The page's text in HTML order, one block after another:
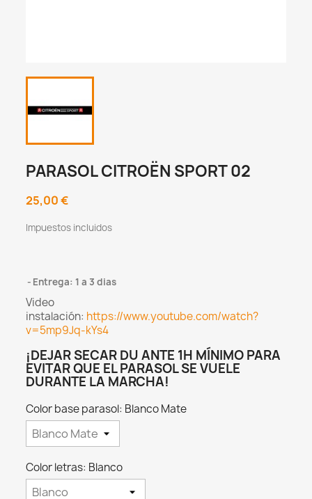
PARASOL CITROËN SPORT 02
25,00 €
Impuestos incluidos
Entrega: 1 a 3 dias
Video
instalación: https://www.youtube.com/watch?
v=5mp9Jq-kYs4
¡DEJAR SECAR DU ANTE 1H MÍNIMO PARA
EVITAR QUE EL PARASOL SE VUELE
DURANTE LA MARCHA!
Color base parasol: Blanco Mate
Color letras: Blanco